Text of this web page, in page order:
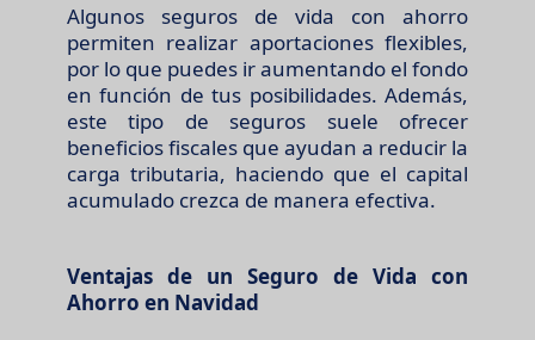
Algunos seguros de vida con ahorro
permiten realizar aportaciones flexibles,
por lo que puedes ir aumentando el fondo
en función de tus posibilidades. Además,
este tipo de seguros suele ofrecer
beneficios fiscales que ayudan a reducir la
carga tributaria, haciendo que el capital
acumulado crezca de manera efectiva.
Ventajas de un Seguro de Vida con
Ahorro en Navidad